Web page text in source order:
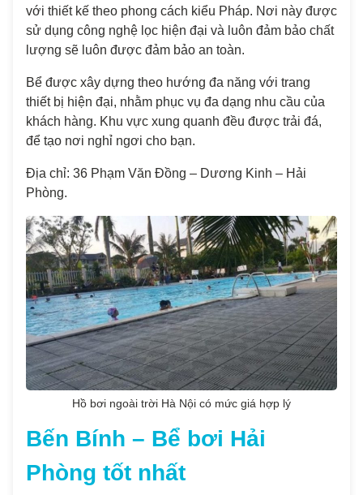
với thiết kế theo phong cách kiểu Pháp. Nơi này được
sử dụng công nghệ lọc hiện đại và luôn đảm bảo chất
lượng sẽ luôn được đảm bảo an toàn.
Bể được xây dựng theo hướng đa năng với trang
thiết bị hiện đại, nhằm phục vụ đa dạng nhu cầu của
khách hàng. Khu vực xung quanh đều được trải đá,
để tạo nơi nghỉ ngơi cho bạn.
Địa chỉ: 36 Phạm Văn Đồng – Dương Kinh – Hải
Phòng.
Hồ bơi ngoài trời Hà Nội có mức giá hợp lý
Bến Bính – Bể bơi Hải
Phòng tốt nhất